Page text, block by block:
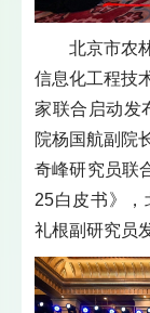
北京市农
信息化工程技
家联合启动发
院杨国航副院
奇峰研究员联
25白皮书》，
礼根副研究员